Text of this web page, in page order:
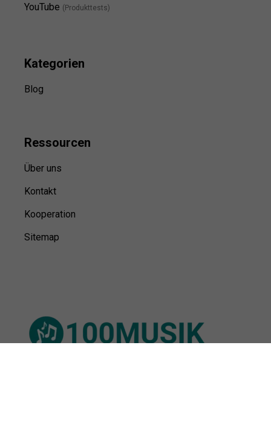
YouTube (Produkttests)
Kategorien
Blog
Ressourcen
Über uns
Kontakt
Kooperation
Sitemap